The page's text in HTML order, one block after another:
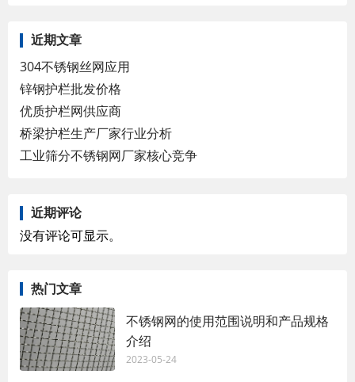
近期文章
304不锈钢丝网应用
锌钢护栏批发价格
优质护栏网供应商
桥梁护栏生产厂家行业分析
工业筛分不锈钢网厂家核心竞争
近期评论
没有评论可显示。
热门文章
不锈钢网的使用范围说明和产品规格
介绍
2023-05-24